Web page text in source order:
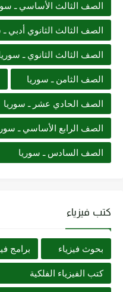
الصف الثالث الأساسي ـ
الصف الثالث الثانوي أدبي ـ
الصف الثالث الثانوي ـ
الصف الثامن ـ سوريا
الصف الحادي عشر ـ سوريا
الصف الرابع الأساسي ـ
الصف السادس ـ سوريا
كتب فيزياء
بحوث فيزياء برامج
كتب الفيزياء الفلكية